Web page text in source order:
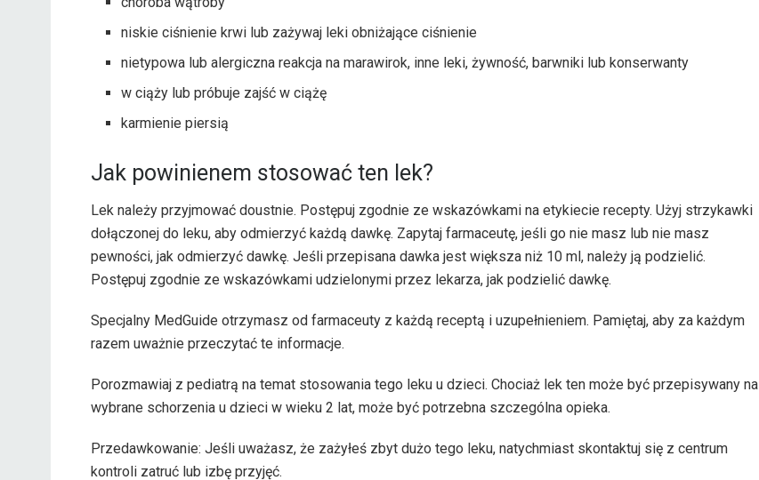
niskie ciśnienie krwi lub zażywaj leki obniżające ciśnienie
nietypowa lub alergiczna reakcja na marawirok, inne leki, żywność, barwniki lub konserwanty
w ciąży lub próbuje zajść w ciążę
karmienie piersią
Jak powinienem stosować ten lek?
Lek należy przyjmować doustnie. Postępuj zgodnie ze wskazówkami na etykiecie recepty. Użyj strzykawki
dołączonej do leku, aby odmierzyć każdą dawkę. Zapytaj farmaceutę, jeśli go nie masz lub nie masz
pewności, jak odmierzyć dawkę. Jeśli przepisana dawka jest większa niż 10 ml, należy ją podzielić.
Postępuj zgodnie ze wskazówkami udzielonymi przez lekarza, jak podzielić dawkę.
Specjalny MedGuide otrzymasz od farmaceuty z każdą receptą i uzupełnieniem. Pamiętaj, aby za każdym
razem uważnie przeczytać te informacje.
Porozmawiaj z pediatrą na temat stosowania tego leku u dzieci. Chociaż lek ten może być przepisywany na
wybrane schorzenia u dzieci w wieku 2 lat, może być potrzebna szczególna opieka.
Przedawkowanie: Jeśli uważasz, że zażyłeś zbyt dużo tego leku, natychmiast skontaktuj się z centrum
kontroli zatruć lub izbę przyjęć.